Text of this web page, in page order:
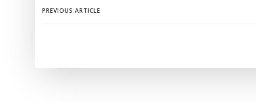
Beitragsnavigation
PREVIOUS ARTICLE